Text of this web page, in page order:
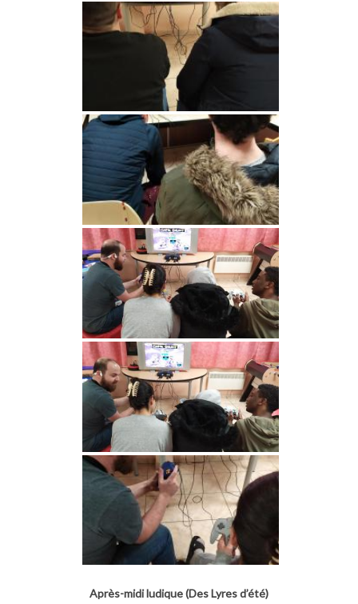
Après-midi ludique (Des Lyres d’été)